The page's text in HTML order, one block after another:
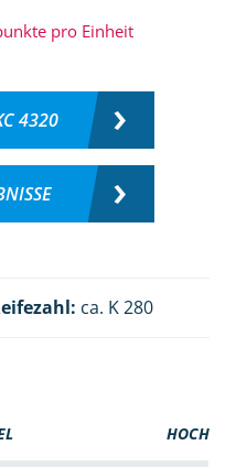
pro Einheit
4320
ca. K 280
HOCH